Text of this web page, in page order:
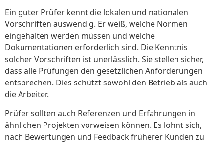
Ein guter Prüfer kennt die lokalen und nationalen
Vorschriften auswendig. Er weiß, welche Normen
eingehalten werden müssen und welche
Dokumentationen erforderlich sind. Die Kenntnis
solcher Vorschriften ist unerlässlich. Sie stellen sicher,
dass alle Prüfungen den gesetzlichen Anforderungen
entsprechen. Dies schützt sowohl den Betrieb als auch
die Arbeiter.
Prüfer sollten auch Referenzen und Erfahrungen in
ähnlichen Projekten vorweisen können. Es lohnt sich,
nach Bewertungen und Feedback früherer Kunden zu